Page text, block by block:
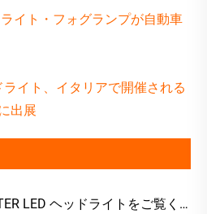
ライト・フォグランプが自動車
ライト、イタリアで開催される
出展
LED ヘッドライトをご覧く